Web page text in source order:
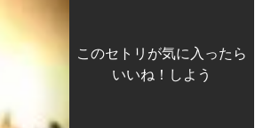
このセトリが気に入ったら
いいね！しよう